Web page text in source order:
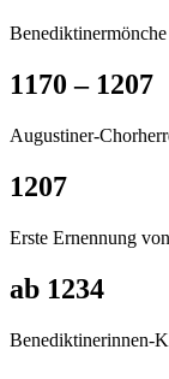
1170 – 1207
Augustiner-
1207
Erste Ernennung
ab 1234
Benediktinerinnen-